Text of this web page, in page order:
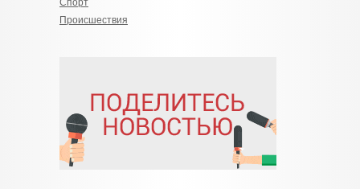
Спорт
Происшествия